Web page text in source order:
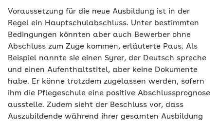
Voraussetzung für die neue Ausbildung ist in der
Regel ein Hauptschulabschluss. Unter bestimmten
Bedingungen könnten aber auch Bewerber ohne
Abschluss zum Zuge kommen, erläuterte Paus. Als
Beispiel nannte sie einen Syrer, der Deutsch spreche
und einen Aufenthaltstitel, aber keine Dokumente
habe. Er könne trotzdem zugelassen werden, sofern
ihm die Pflegeschule eine positive Abschlussprognose
ausstelle. Zudem sieht der Beschluss vor, dass
Auszubildende während ihrer gesamten Ausbildung